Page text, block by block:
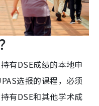
有DSE成绩的本地申
选报的课程，必须
有DSE和其他学术成